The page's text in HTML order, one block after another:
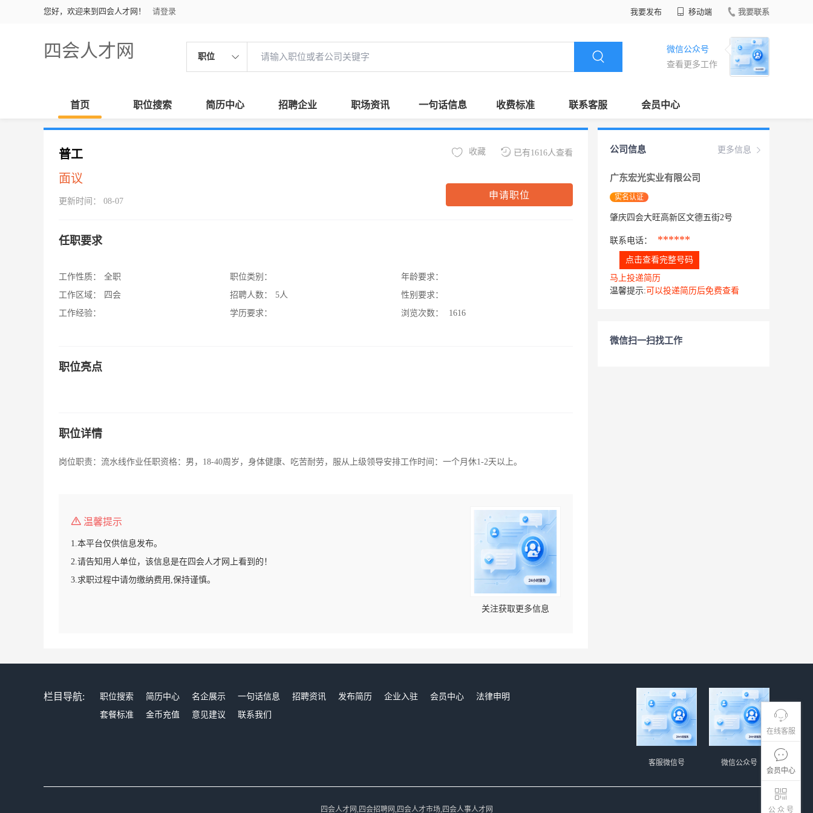
您好，欢迎来到四会人才网！ 请登录 我要发布 移动端 我要联系
四会人才网 职位
微信公众号
查看更多工作
首页 职位搜索 简历中心 招聘企业 职场资讯 一句话信息 收费标准 联系客服 会员中心
在线客服
会员中心
公 众 号
普工
面议
更新时间： 08-07
已有1616人查看
收藏
申请职位
任职要求
工作性质：
全职
工作区域：
四会
工作经验：
职位类别：
招聘人数：
5人
学历要求：
年龄要求：
性别要求：
浏览次数：
1616
职位亮点
职位详情
岗位职责：流水线作业任职资格：男，18-40周岁，身体健康、吃苦耐劳，服从上级领导安排工作时间：一个月休1-2天以上。
温馨提示
1.本平台仅供信息发布。
2.请告知用人单位，该信息是在四会人才网上看到的！
3.求职过程中请勿缴纳费用,保持谨慎。
关注获取更多信息
更多信息
公司信息
广东宏光实业有限公司
实名认证
肇庆四会大旺高新区文德五街2号
联系电话： ******
点击查看完整号码
马上投递简历
温馨提示: 可以投递简历后免费查看
微信扫一扫找工作
栏目导航: 职位搜索 简历中心 名企展示 一句话信息 招聘资讯 发布简历 企业入驻 会员中心
法律申明
套餐标准
金币充值 意见建议 联系我们
微信公众号
客服微信号
四会人才网,四会招聘网,四会人才市场,四会人事人才网